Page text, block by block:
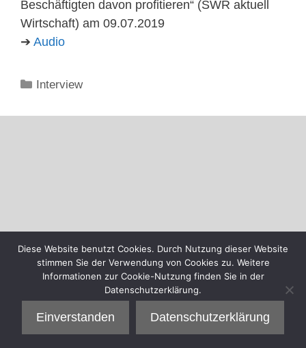
Beschäftigten davon profitieren“ (SWR aktuell
Wirtschaft) am 09.07.2019
➔ Audio
Kategorien
Interview
Diese Website benutzt Cookies. Durch Nutzung dieser Website
stimmen Sie der Verwendung von Cookies zu. Weitere
Informationen zur Cookie-Nutzung finden Sie in der
Datenschutzerklärung.
Einverstanden Datenschutzerklärung